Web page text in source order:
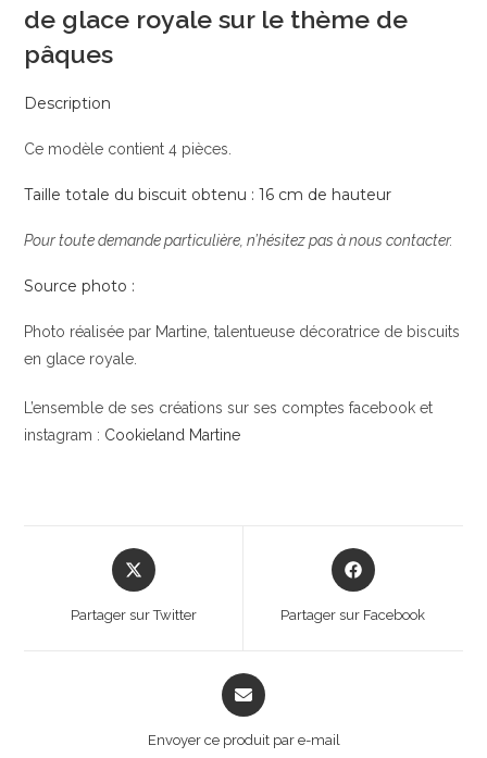
de glace royale sur le thème de
pâques
Description
Ce modèle contient 4 pièces.
Taille totale du biscuit obtenu : 16 cm de hauteur
Pour toute demande particulière, n’hésitez pas à nous contacter.
Source photo :
Photo réalisée par Martine, talentueuse décoratrice de biscuits
en glace royale.
L’ensemble de ses créations sur ses comptes facebook et
instagram : Cookieland Martine
Opens
in
new
Partager sur Twitter
Opens
in
Partager sur Facebook
Opens
in
new
Envoyer ce produit par e-mail